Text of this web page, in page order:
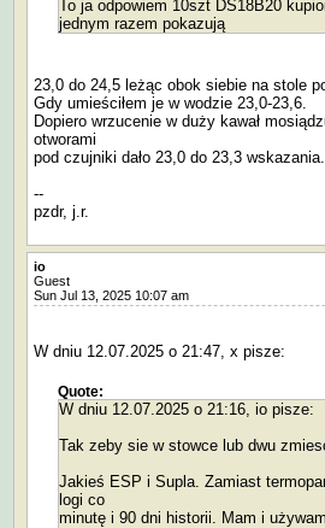
To ja odpowiem 10szt DS18B20
jednym razem pokazują
23,0 do 24,5 leżąc obok siebie na stole
Gdy umieściłem je w wodzie 23,0-23,6.
Dopiero wrzucenie w duży kawał
otworami
pod czujniki dało 23,0 do 23,3 wskazania...
--
pzdr, j.r.
io
Guest
Sun Jul 13, 2025 10:07 am
W dniu 12.07.2025 o 21:47, x pisze:
Quote:
W dniu 12.07.2025 o 21:16, io pisze:
Tak zeby sie w stowce lub dwu
Jakieś ESP i Supla. Zamiast
logi co
minutę i 90 dni historii. Mam i